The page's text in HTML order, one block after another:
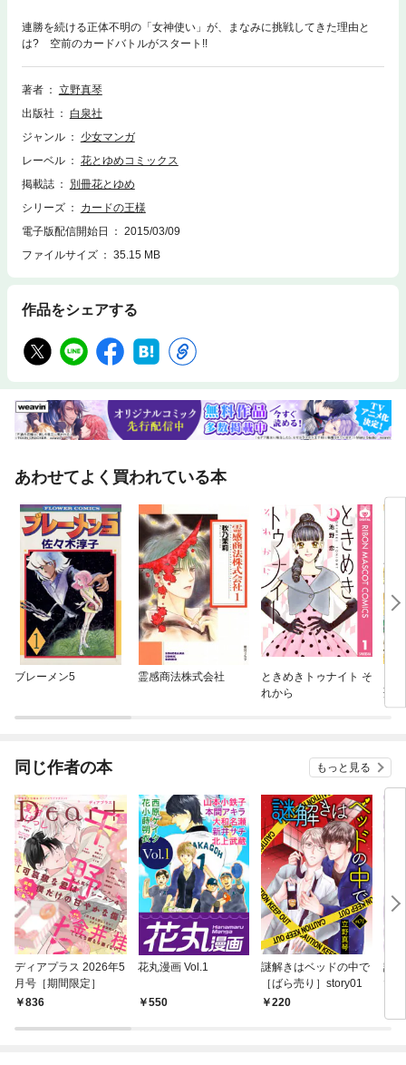
連勝を続ける正体不明の「女神使い」が、まなみに挑戦してきた理由と
は? 空前のカードバトルがスタート!!
著者
立野真琴
出版社
白泉社
ジャンル
少女マンガ
レーベル
花とゆめコミックス
掲載誌
別冊花とゆめ
シリーズ
カードの王様
電子版配信開始日
2015/03/09
ファイルサイズ
35.15 MB
作品をシェアする
あわせてよく買われている本
ブレーメン5 霊感商法株式会社
ときめきトゥナイト そ
れから
聖
す
同じ作者の本 もっと見る
ディアプラス 2026年5
月号［期間限定］
836
花丸漫画 Vol.1
550
謎解きはベッドの中で
［ばら売り］story01
220
謎
で